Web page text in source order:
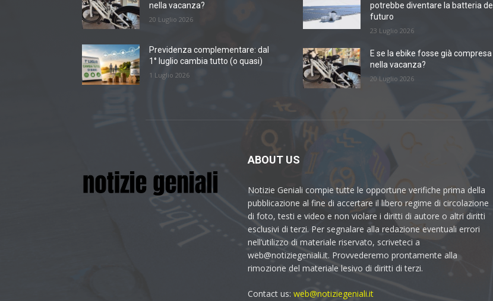
nella vacanza?
20 Luglio 2026
Previdenza complementare: dal
1° luglio cambia tutto (o quasi)
1 Luglio 2026
potrebbe diventare la batteria del
futuro
23 Luglio 2026
E se la ebike fosse già compresa
nella vacanza?
20 Luglio 2026
ABOUT US
Notizie Geniali compie tutte le opportune verifiche prima della
pubblicazione al fine di accertare il libero regime di circolazione
di foto, testi e video e non violare i diritti di autore o altri diritti
esclusivi di terzi. Per segnalare alla redazione eventuali errori
nell’utilizzo di materiale riservato, scriveteci a
web@notiziegeniali.it. Provvederemo prontamente alla
rimozione del materiale lesivo di diritti di terzi.
Contact us: web@notiziegeniali.it